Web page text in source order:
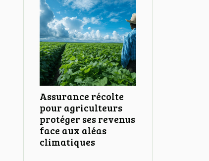
Assurance récolte
pour agriculteurs
protéger ses revenus
face aux aléas
climatiques